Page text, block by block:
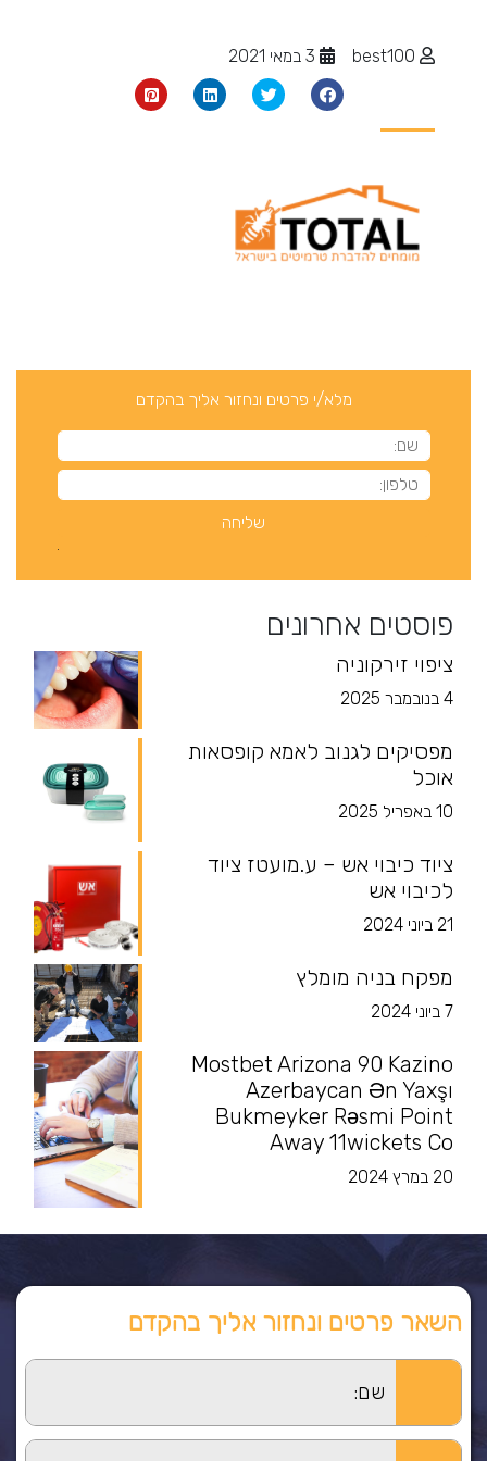
מלא/י פרטים ונחזור אליך בהקדם
פוסטים אחרונים
ציפוי זירקוניה
4 בנובמבר 2025
מפסיקים לגנוב לאמא קופסאות
אוכל
10 באפריל 2025
ציוד כיבוי אש – ע.מועטז ציוד
לכיבוי אש
21 ביוני 2024
מפקח בניה מומלץ
7 ביוני 2024
Mostbet Arizona 90 Kazino
Azerbaycan Ən Yaxşı
Bukmeyker Rəsmi Point
Away 11wickets Co
20 במרץ 2024
השאר פרטים ונחזור אליך בהקדם